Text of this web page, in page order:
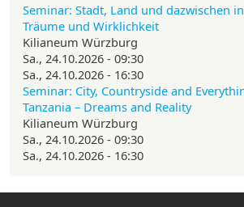
Seminar: Stadt, Land und dazwischen
Träume und Wirklichkeit
Kilianeum Würzburg
Sa., 24.10.2026 - 09:30
Sa., 24.10.2026 - 16:30
Seminar: City, Countryside and
Tanzania – Dreams and Reality
Kilianeum Würzburg
Sa., 24.10.2026 - 09:30
Sa., 24.10.2026 - 16:30